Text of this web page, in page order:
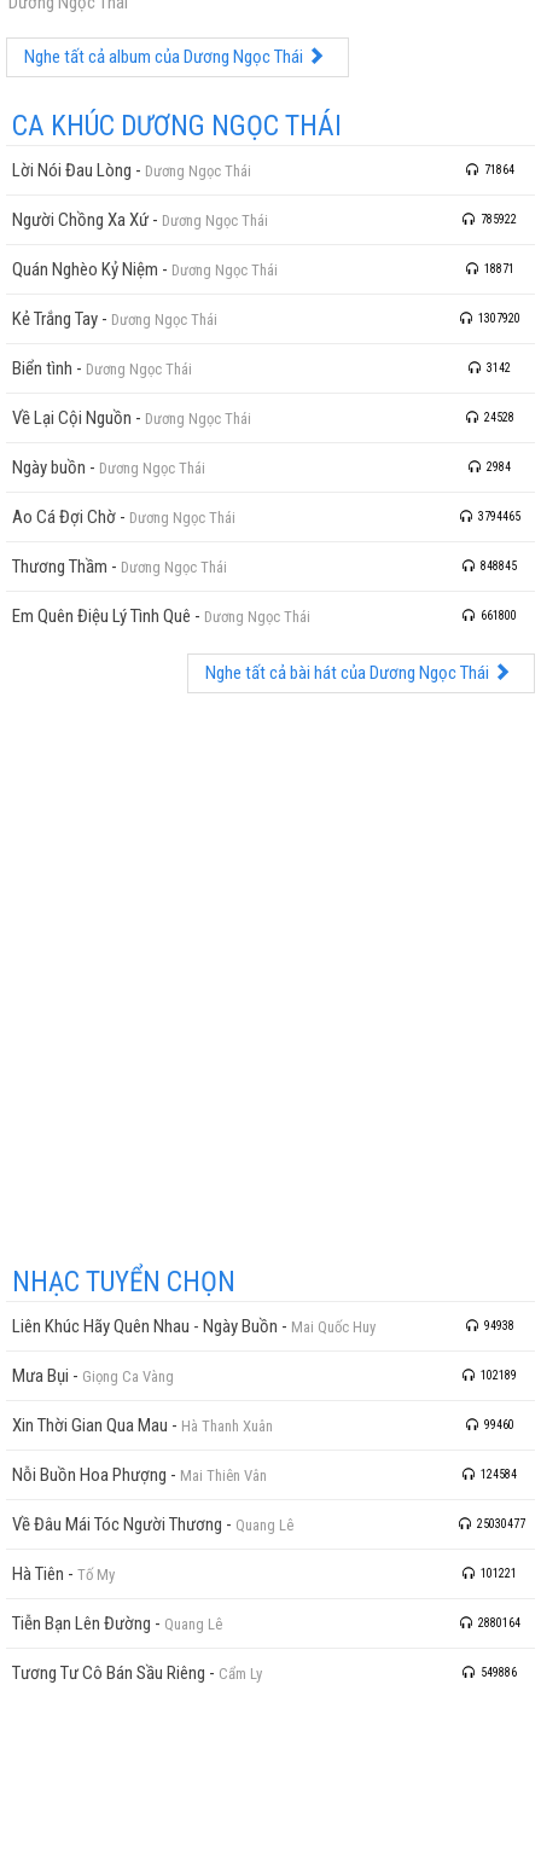
Nghe tất cả album của Dương Ngọc Thái
CA KHÚC DƯƠNG NGỌC THÁI
Lời Nói Đau Lòng - Dương Ngọc Thái 71864
Người Chồng Xa Xứ - Dương Ngọc Thái 785922
Quán Nghèo Kỷ Niệm - Dương Ngọc Thái 18871
Kẻ Trắng Tay - Dương Ngọc Thái 1307920
Biển tình - Dương Ngọc Thái 3142
Về Lại Cội Nguồn - Dương Ngọc Thái 24528
Ngày buồn - Dương Ngọc Thái 2984
Ao Cá Đợi Chờ - Dương Ngọc Thái 3794465
Thương Thầm - Dương Ngọc Thái 848845
Em Quên Điệu Lý Tình Quê - Dương Ngọc Thái 661800
Nghe tất cả bài hát của Dương Ngọc Thái
NHẠC TUYỂN CHỌN
Liên Khúc Hãy Quên Nhau - Ngày Buồn - Mai Quốc Huy 94938
Mưa Bụi - Giọng Ca Vàng 102189
Xin Thời Gian Qua Mau - Hà Thanh Xuân 99460
Nỗi Buồn Hoa Phượng - Mai Thiên Vân 124584
Về Đâu Mái Tóc Người Thương - Quang Lê 25030477
Hà Tiên - Tố My 101221
Tiễn Bạn Lên Đường - Quang Lê 2880164
Tương Tư Cô Bán Sầu Riêng - Cẩm Ly 549886